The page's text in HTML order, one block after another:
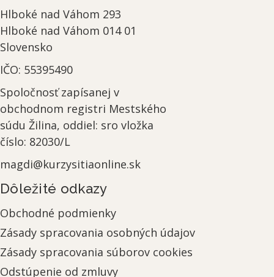
Hlboké nad Váhom 293
Hlboké nad Váhom 014 01
Slovensko
IČO: 55395490
Spoločnosťzapísanej v
obchodnom registri Mestského
súdu Žilina, oddiel: sro vložka
číslo: 82030/L
magdi@kurzysitiaonline.sk
Dôležité odkazy
Obchodné podmienky
Zásady spracovania osobných údajov
Zásady spracovania súborov cookies
Odstúpenie od zmluvy